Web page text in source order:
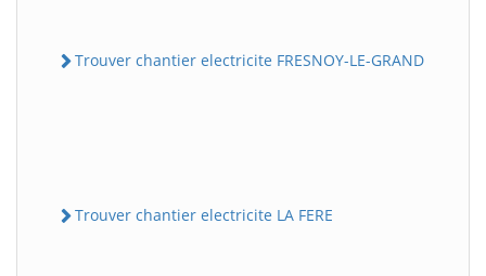
Trouver chantier electricite FRESNOY-LE-GRAND
Trouver chantier electricite LA FERE